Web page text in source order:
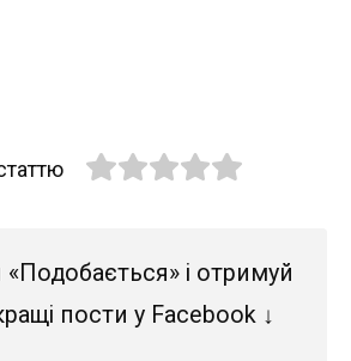
і отримуй
пости у Facebook ↓